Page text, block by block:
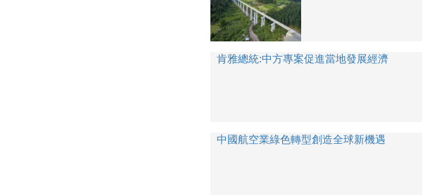
肯雅總統:中方專案促進當地發展經濟
中國航空業綠色轉型創造全球新機遇